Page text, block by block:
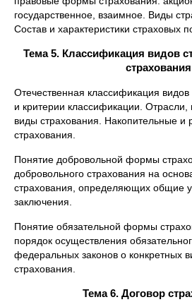
государственное, взаимное. Виды
Состав и характеристики страховых
Тема 5. Классификация видов
страхования
Отечественная классификация
и критерии классификации. Отрасли,
виды страхования. Накопительные и
страхования.
Понятие добровольной формы
добровольного страхования на
страхования, определяющих общие
заключения.
Понятие обязательной формы
порядок осуществления
федеральных законов о конкретных
страхования.
Тема 6. Договор